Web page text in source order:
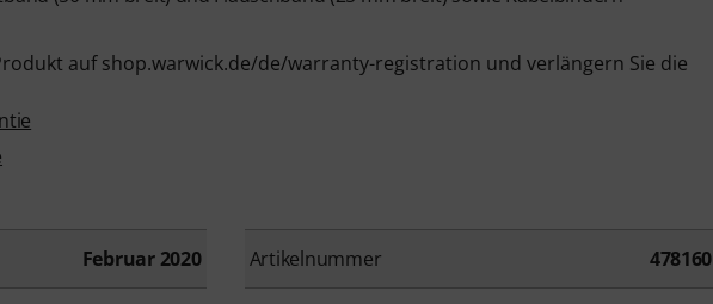
auf shop.warwick.de/de/warranty-registration und verlängern Sie die
Februar 2020 Artikelnummer 478160